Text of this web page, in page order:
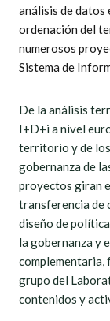
análisis de datos
ordenación del
numerosos
Sistema de
De la análisis
I+D+i a nivel
territorio y de los
gobernanza de
proyectos giran
transferencia de
diseño de
la gobernanza y
complementaria,
grupo del
contenidos y